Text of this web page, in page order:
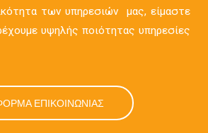
των υπηρεσιών μας, είμαστε
υψηλής ποιότητας υπηρεσίες
ΕΠΙΚΟΙΝΩΝΙΑΣ